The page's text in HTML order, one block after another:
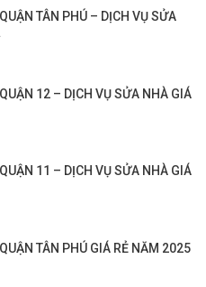
TÂN PHÚ – DỊCH VỤ SỬA
12 – DỊCH VỤ SỬA NHÀ GIÁ
11 – DỊCH VỤ SỬA NHÀ GIÁ
TÂN PHÚ GIÁ RẺ NĂM 2025